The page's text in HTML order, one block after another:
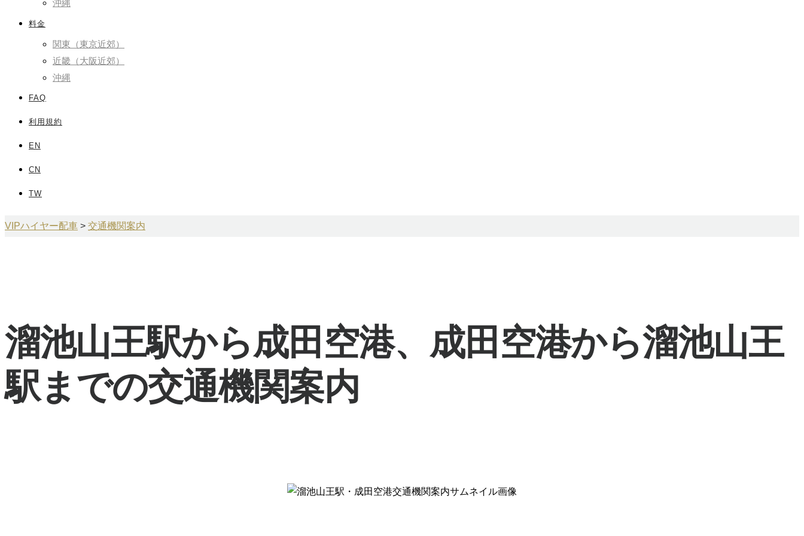
沖縄
料金
関東（東京近郊）
近畿（大阪近郊）
沖縄
FAQ
利用規約
EN
CN
TW
VIPハイヤー配車 > 交通機関案内
溜池山王駅から成田空港、成田空港から溜池山王
駅までの交通機関案内